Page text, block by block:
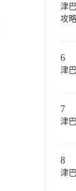
津
攻略
6
津
7
津
8
津